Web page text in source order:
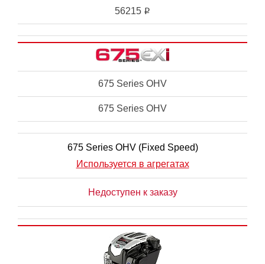
56215 i
675 Series OHV
675 Series OHV
675 Series OHV (Fixed Speed)
Используется в агрегатах
Недоступен к заказу